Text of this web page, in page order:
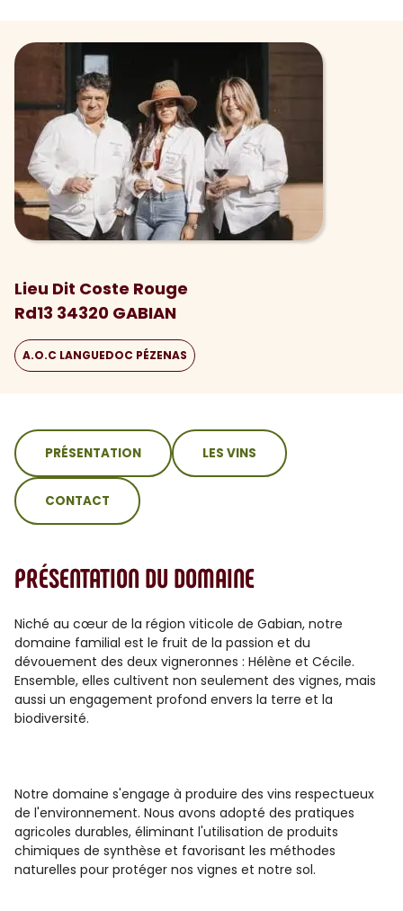
Lieu Dit Coste Rouge
Rd13 34320 GABIAN
A.O.C LANGUEDOC PÉZENAS
sommaire
PRÉSENTATION LES VINS
CONTACT
PRÉSENTATION DU DOMAINE
Niché au cœur de la région viticole de Gabian, notre
domaine familial est le fruit de la passion et du
dévouement des deux vigneronnes : Hélène et Cécile.
Ensemble, elles cultivent non seulement des vignes, mais
aussi un engagement profond envers la terre et la
biodiversité.
Notre domaine s'engage à produire des vins respectueux
de l'environnement. Nous avons adopté des pratiques
agricoles durables, éliminant l'utilisation de produits
chimiques de synthèse et favorisant les méthodes
naturelles pour protéger nos vignes et notre sol.